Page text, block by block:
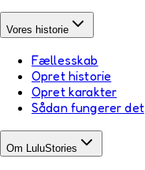
Vores historie
Fællesskab
Opret historie
Opret karakter
Sådan fungerer det
Om LuluStories